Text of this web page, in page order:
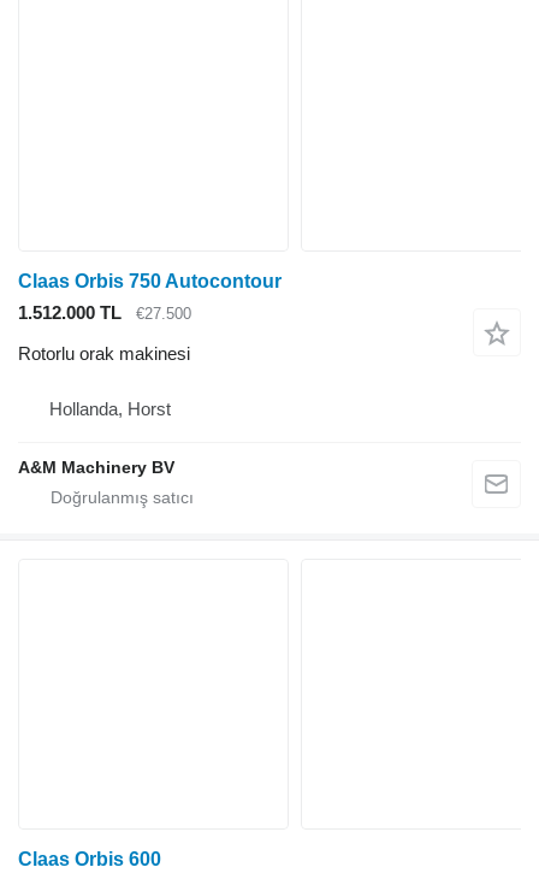
Claas Orbis 750 Autocontour
1.512.000 TL
€27.500
Rotorlu orak makinesi
Hollanda, Horst
A&M Machinery BV
Claas Orbis 600